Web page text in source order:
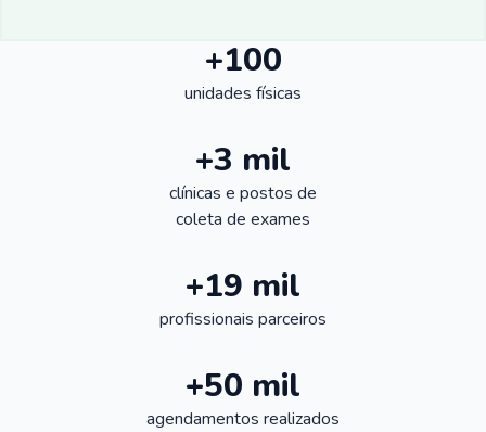
+100
unidades físicas
+3 mil
clínicas e postos de
coleta de exames
+19 mil
profissionais parceiros
+50 mil
agendamentos realizados